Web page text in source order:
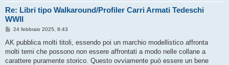
Re: Libri tipo Walkaround/Profiler Carri Armati Tedeschi
WWII
M
s
a
g
24 febbraio 2025, 8:43
AK pubblica molti titoli, essendo poi un marchio modellistico affronta
molti temi che possono non essere affrontati a modo nelle collane a
carattere puramente storico. Questo ovviamente può essere un bene